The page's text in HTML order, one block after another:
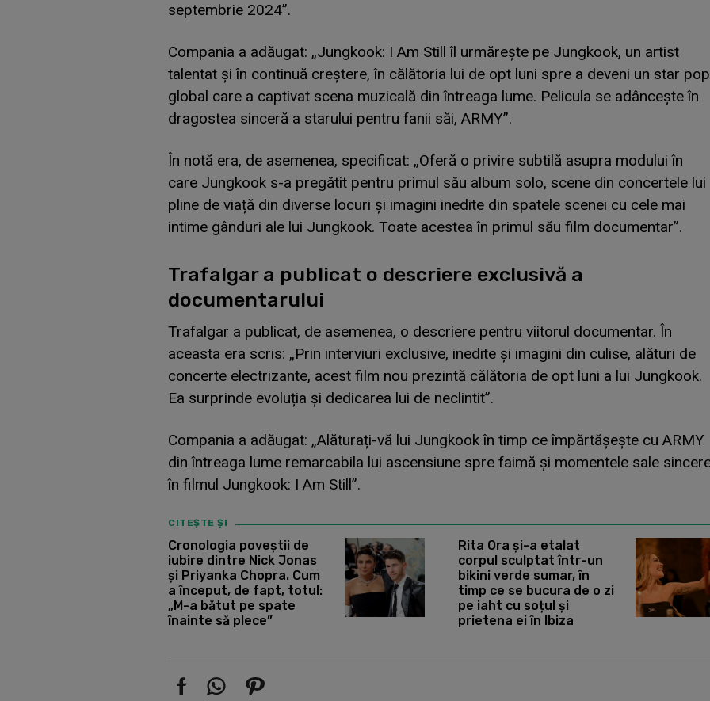
septembrie 2024”.
Compania a adăugat: „Jungkook: I Am Still îl urmărește pe Jungkook, un artist
talentat și în continuă creștere, în călătoria lui de opt luni spre a deveni un star pop
global care a captivat scena muzicală din întreaga lume. Pelicula se adâncește în
dragostea sinceră a starului pentru fanii săi, ARMY”.
În notă era, de asemenea, specificat: „Oferă o privire subtilă asupra modului în
care Jungkook s-a pregătit pentru primul său album solo, scene din concertele lui
pline de viață din diverse locuri și imagini inedite din spatele scenei cu cele mai
intime gânduri ale lui Jungkook. Toate acestea în primul său film documentar”.
Trafalgar a publicat o descriere exclusivă a
documentarului
Trafalgar a publicat, de asemenea, o descriere pentru viitorul documentar. În
aceasta era scris: „Prin interviuri exclusive, inedite și imagini din culise, alături de
concerte electrizante, acest film nou prezintă călătoria de opt luni a lui Jungkook.
Ea surprinde evoluția și dedicarea lui de neclintit”.
Compania a adăugat: „Alăturați-vă lui Jungkook în timp ce împărtășește cu ARMY
din întreaga lume remarcabila lui ascensiune spre faimă și momentele sale
în filmul Jungkook: I Am Still”.
CITEȘTE ȘI
Cronologia poveștii de
iubire dintre Nick Jonas
și Priyanka Chopra. Cum
a început, de fapt, totul:
„M-a bătut pe spate
înainte să plece”
Rita Ora și-a etalat
corpul sculptat într-un
bikini verde sumar, în
timp ce se bucura de o zi
pe iaht cu soțul și
prietena ei în Ibiza